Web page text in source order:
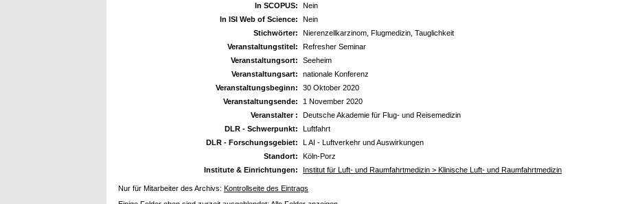
In SCOPUS:
Nein
In ISI Web of Science:
Nein
Stichwörter:
Nierenzellkarzinom, Flugmedizin, Tauglichkeit
Veranstaltungstitel:
Refresher Seminar
Veranstaltungsort:
Seeheim
Veranstaltungsart:
nationale Konferenz
Veranstaltungsbeginn:
30 Oktober 2020
Veranstaltungsende:
1 November 2020
Veranstalter :
Deutsche Akademie für Flug- und Reisemedizin
DLR - Schwerpunkt:
Luftfahrt
DLR - Forschungsgebiet:
L AI - Luftverkehr und Auswirkungen
Standort:
Köln-Porz
Institute & Einrichtungen:
Institut für Luft- und Raumfahrtmedizin > Klinische Luft- und Raumfahrtmedizin
Nur für Mitarbeiter des Archivs: Kontrollseite des Eintrags